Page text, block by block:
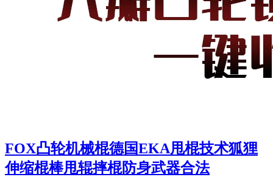
FOX凸轮机械棍德国EKA甩棍技术狐狸
伸缩棍棒甩辊摔棍防身武器合法